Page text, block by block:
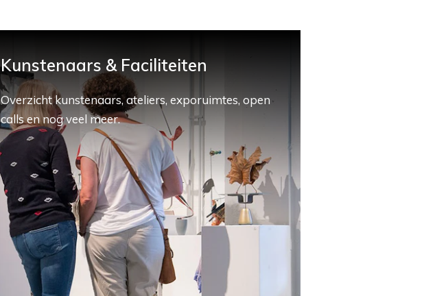
Kunstenaars & Faciliteiten
Overzicht kunstenaars, ateliers, exporuimtes, open
calls en nog veel meer.